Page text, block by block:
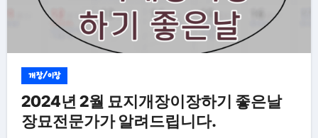
개장/이장
2024년 2월 묘지개장이장하기 좋은날
장묘전문가가 알려드립니다.